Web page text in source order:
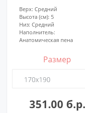
Верх: Средний
Высота (см): 5
Низ: Средний
Наполнитель:
Анатомическая пена
Размер
351.00 б.р.